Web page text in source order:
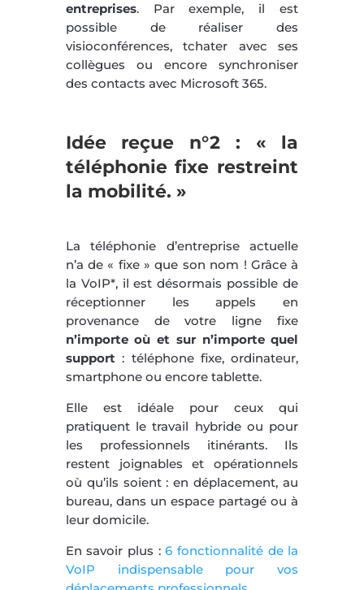
entreprises. Par exemple, il est
possible de réaliser des
visioconférences, tchater avec ses
collègues ou encore synchroniser
des contacts avec Microsoft 365.
Idée reçue n°2 : « la
téléphonie fixe restreint
la mobilité. »
La téléphonie d’entreprise actuelle
n’a de « fixe » que son nom ! Grâce à
la VoIP*, il est désormais possible de
réceptionner les appels en
provenance de votre ligne fixe
n’importe où et sur n’importe quel
support: téléphone fixe, ordinateur,
smartphone ou encore tablette.
Elle est idéale pour ceux qui
pratiquent le travail hybride ou pour
les professionnels itinérants. Ils
restent joignables et opérationnels
où qu’ils soient : en déplacement, au
bureau, dans un espace partagé ou à
leur domicile.
En savoir plus :6 fonctionnalité de la
VoIP indispensable pour vos